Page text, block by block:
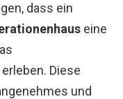
dass ein
eine
Diese
und